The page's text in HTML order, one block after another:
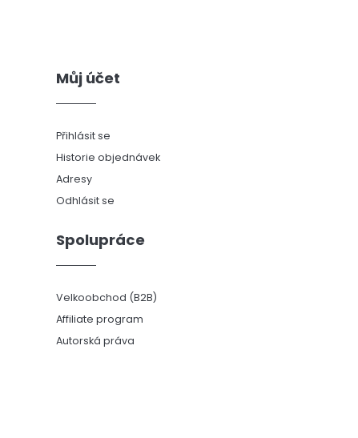
Můj účet
Přihlásit se
Historie objednávek
Adresy
Odhlásit se
Spolupráce
Velkoobchod (B2B)
Affiliate program
Autorská práva